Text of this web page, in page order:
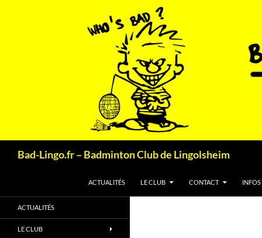
Bad-Lingo.fr – Badminton Club de Lingolsheim
ACTUALITÉS LE CLUB CONTACT INFOS
ACTUALITÉS
LE CLUB